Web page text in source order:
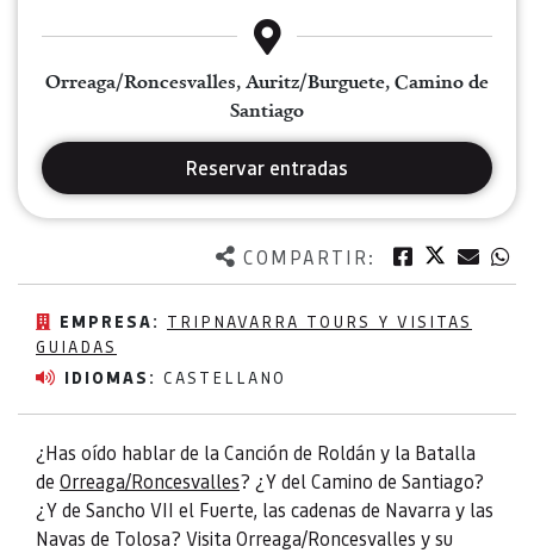
COMPARTIR: Facebook
Twitter
EMPRESA: TRIPNAVARRA TOURS Y VISITAS
GUIADAS
IDIOMAS: CASTELLANO
¿Has oído hablar de la Canción de Roldán y la Batalla
de Orreaga/Roncesvalles? ¿Y del Camino de Santiago?
¿Y de Sancho VII el Fuerte, las cadenas de Navarra y las
Navas de Tolosa? Visita Orreaga/Roncesvalles y su
Orreaga/Roncesvalles, Auritz/Burguete, Camino de
Santiago
Reservar entradas